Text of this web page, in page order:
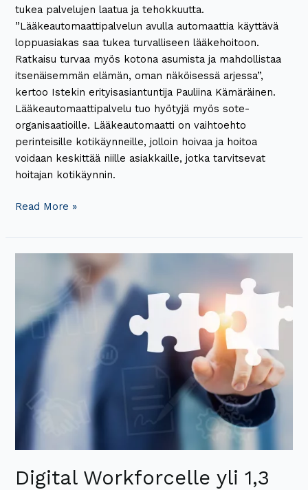
tukea palvelujen laatua ja tehokkuutta.
”Lääkeautomaattipalvelun avulla automaattia käyttävä
loppuasiakas saa tukea turvalliseen lääkehoitoon.
Ratkaisu turvaa myös kotona asumista ja mahdollistaa
itsenäisemmän elämän, oman näköisessä arjessa”,
kertoo Istekin erityisasiantuntija Pauliina Kämäräinen.
Lääkeautomaattipalvelu tuo hyötyjä myös sote-
organisaatioille. Lääkeautomaatti on vaihtoehto
perinteisille kotikäynneille, jolloin hoivaa ja hoitoa
voidaan keskittää niille asiakkaille, jotka tarvitsevat
hoitajan kotikäynnin.
Read More »
Digital Workforcelle yli 1,3
Workforcelle
miljoonan
hyvinvointialueen
aktiivisten